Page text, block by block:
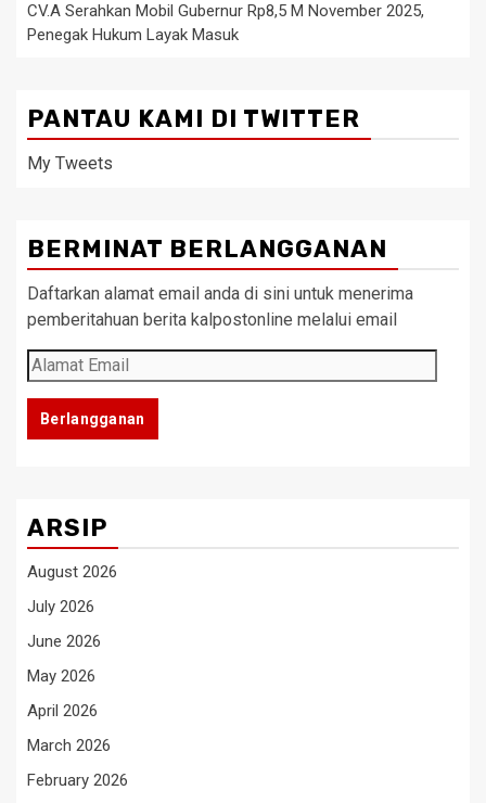
CV.A Serahkan Mobil Gubernur Rp8,5 M November 2025,
Penegak Hukum Layak Masuk
PANTAU KAMI DI TWITTER
My Tweets
BERMINAT BERLANGGANAN
Daftarkan alamat email anda di sini untuk menerima
pemberitahuan berita kalpostonline melalui email
Alamat
Email
Berlangganan
ARSIP
August 2026
July 2026
June 2026
May 2026
April 2026
March 2026
February 2026